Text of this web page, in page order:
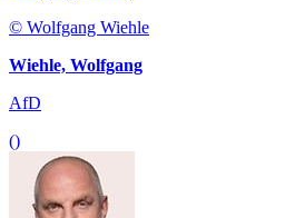
© Wolfgang Wiehle
Wiehle, Wolfgang
AfD
()